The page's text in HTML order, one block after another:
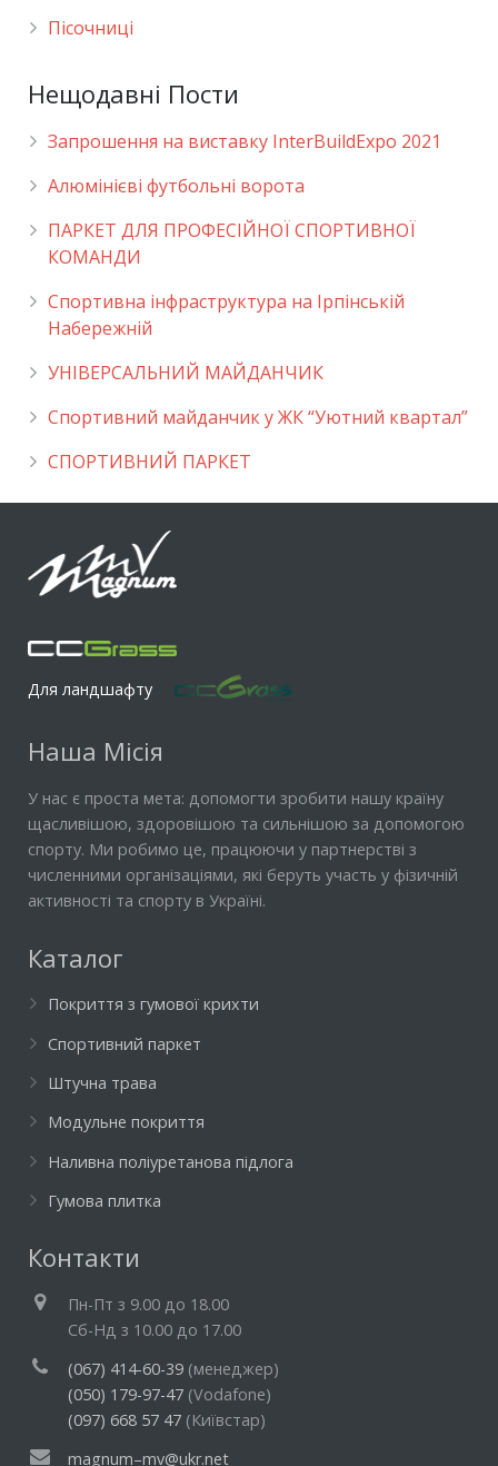
Пісочниці
Нещодавні Пости
Запрошення на виставку InterBuildExpo 2021
Алюмінієві футбольні ворота
ПАРКЕТ ДЛЯ ПРОФЕСІЙНОЇ СПОРТИВНОЇ
КОМАНДИ
Спортивна інфраструктура на Ірпінській
Набережній
УНІВЕРСАЛЬНИЙ МАЙДАНЧИК
Cпортивний майданчик у ЖК “Уютний квартал”
СПОРТИВНИЙ ПАРКЕТ
Для ландшафту
Наша Місія
У нас є проста мета: допомогти зробити нашу країну
щасливішою, здоровішою та сильнішою за допомогою
спорту. Ми робимо це, працюючи у партнерстві з
численними організаціями, які беруть участь у фізичній
активності та спорту в Україні.
Каталог
Покриття з гумової крихти
Спортивний паркет
Штучна трава
Модульне покриття
Наливна поліуретанова підлога
Гумова плитка
Контакти
Пн-Пт з 9.00 до 18.00
Cб-Нд з 10.00 до 17.00
(067) 414-60-39 (менеджер)
(050) 179-97-47 (Vodafone)
(097) 668 57 47 (Київстар)
magnum–mv@ukr.net